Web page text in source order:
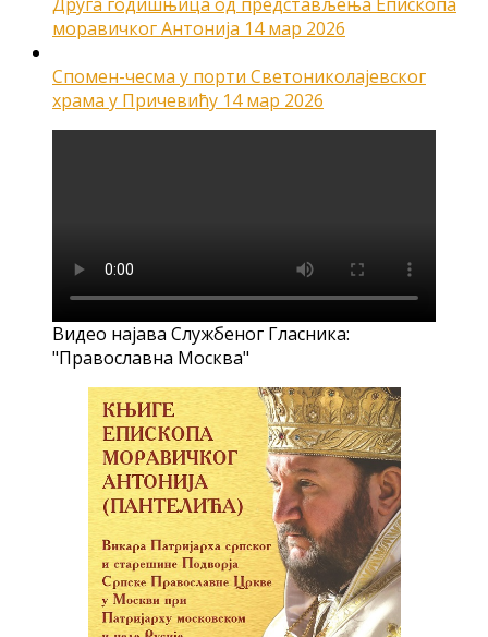
моравичког Антонија 14 мар 2026
Спомен-чесма у порти Светониколајевског
храма у Причевићу 14 мар 2026
Видео најава Службеног Гласника:
"Православна Москва"